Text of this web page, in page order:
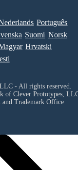
Português
Suomi Norsk
Hrvatski
- All rights reserved.
of Clever Prototypes,
and Trademark Office